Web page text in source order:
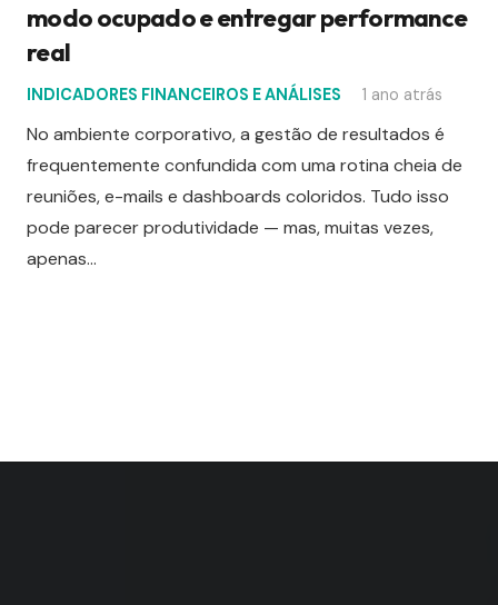
modo ocupado e entregar performance
real
INDICADORES FINANCEIROS E ANÁLISES 1 ano atrás
No ambiente corporativo, a gestão de resultados é
frequentemente confundida com uma rotina cheia de
reuniões, e-mails e dashboards coloridos. Tudo isso
pode parecer produtividade — mas, muitas vezes,
apenas…